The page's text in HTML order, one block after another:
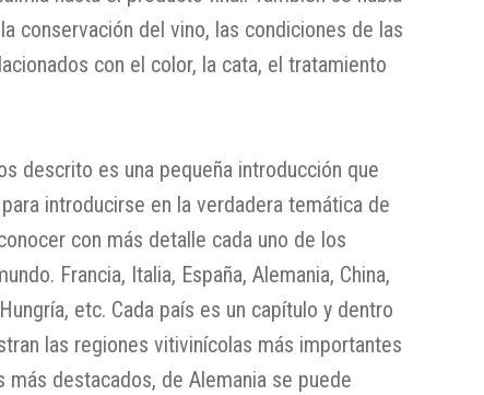
conservación del vino, las condiciones de las
con el color, la cata, el tratamiento
descrito es una pequeña introducción que
introducirse en la verdadera temática de
con más detalle cada uno de los
Francia, Italia, España, Alemania, China,
etc. Cada país es un capítulo y dentro
las regiones vitivinícolas más importantes
más destacados, de Alemania se puede